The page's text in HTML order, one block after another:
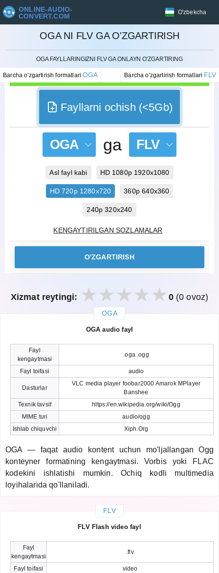
ONLINE-AUDIO-
CONVERT.COM
O'zbekcha
OGA NI FLV GA O'ZGARTIRISH
OGA FAYLLARINGIZNI FLV GA ONLAYN O'ZGARTIRING
Barcha o'zgartirish formatlariOGA Barcha o'zgartirish formatlari FLV
BEKOR QILISH
Fayllarni ochish (<5Gb)
OGA ga FLV
Asl fayl kabi HD 1080p 1920x1080
HD 720p 1280x720 360p 640x360
240p 320x240
KENGAYTIRILGAN SOZLAMALAR
O'ZGARTIRISH
Xizmat reytingi: 0(0 ovoz)
OGA
OGA audio fayl
Fayl
kengaytmasi
.oga .ogg
Fayl toifasi audio
Dasturlar
VLC media player foobar2000 Amarok MPlayer
Banshee
Texnik tavsif
https://en.wikipedia.org/wiki/Ogg
MIME turi
audio/ogg
Ishlab chiquvchi
Xiph.Org
OGA — faqat audio kontent uchun mo'ljallangan Ogg
konteyner formatining kengaytmasi. Vorbis yoki FLAC
kodekini ishlatishi mumkin. Ochiq kodli multimedia
loyihalarida qo'llaniladi.
FLV
FLV Flash video fayl
Fayl
kengaytmasi
.flv
Fayl toifasi video